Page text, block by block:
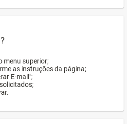
menu superior;
as instruções da página;
E-mail";